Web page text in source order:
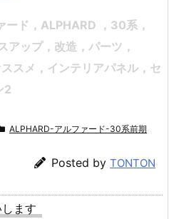
ード，ALPHARD ，30系，
ップ，改造，パーツ，
スメ ，インテリアパネル，セ
2
ALPHARD-アルファード-30系前期
Posted by TONTON
ます